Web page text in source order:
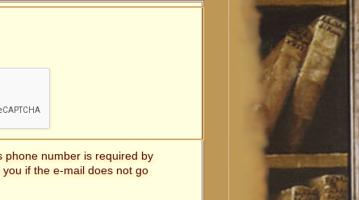
phone number is required by
if the e-mail does not go